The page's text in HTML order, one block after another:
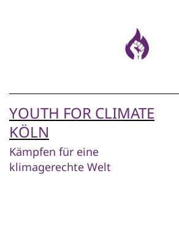
YOUTH FOR CLIMATE
KÖLN
Kämpfen für eine
klimagerechte Welt